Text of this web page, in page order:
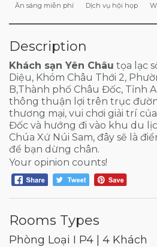
Ăn sáng miễn phí Dịch vụ hội họp
Description
Khách sạn Yên Châu tọa lạc
Diệu, Khóm Châu Thới 2,
B,Thành phố Châu Đốc, Tỉnh
thông thuận lợi trên trục
thương mại, vui chơi giải trí
Đốc và hướng đi vào khu du
Chúa Xứ Núi Sam, đây sẽ là
để bạn dừng chân.
Your opinion counts!
Rooms Types
Phòng Loại I P4 | 4 Khách